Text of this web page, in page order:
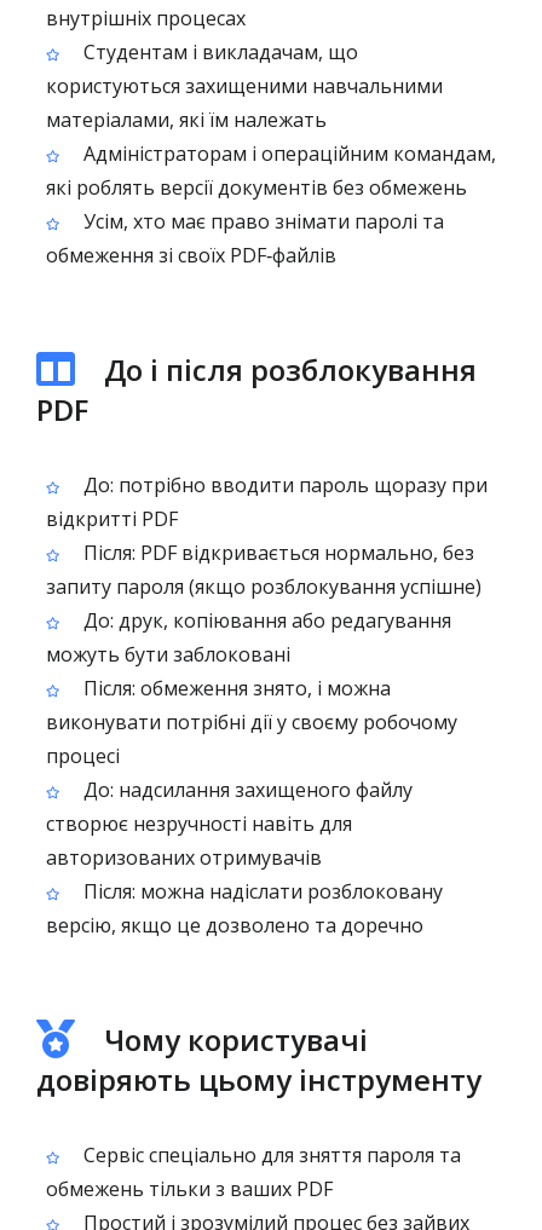
внутрішніх процесах
Студентам і викладачам, що
користуються захищеними навчальними
матеріалами, які їм належать
Адміністраторам і операційним командам,
які роблять версії документів без обмежень
Усім, хто має право знімати паролі та
обмеження зі своїх PDF‑файлів
До і після розблокування
PDF
До: потрібно вводити пароль щоразу при
відкритті PDF
Після: PDF відкривається нормально, без
запиту пароля (якщо розблокування успішне)
До: друк, копіювання або редагування
можуть бути заблоковані
Після: обмеження знято, і можна
виконувати потрібні дії у своєму робочому
процесі
До: надсилання захищеного файлу
створює незручності навіть для
авторизованих отримувачів
Після: можна надіслати розблоковану
версію, якщо це дозволено та доречно
Чому користувачі
довіряють цьому інструменту
Сервіс спеціально для зняття пароля та
обмежень тільки з ваших PDF
Простий і зрозумілий процес без зайвих